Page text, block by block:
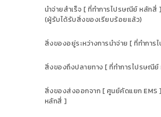
นำจ่ายสำเร็จ [ ที่ทำการไปรษณีย์ หลักสี่ ]
(ผู้รับได้รับสิ่งของเรียบร้อยแล้ว)
สิ่งของอยู่ระหว่างการนำจ่าย [ ที่ทำกา
สิ่งของถึงปลายทาง [ ที่ทำการไปรษณี
สิ่งของส่งออกจาก [ ศูนย์คัดแยก EMS
หลักสี่ ]